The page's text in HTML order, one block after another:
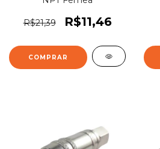
R$21,39 R$11,46